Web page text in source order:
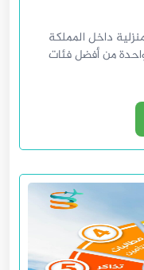
داخل المملكة
من أفضل فئات